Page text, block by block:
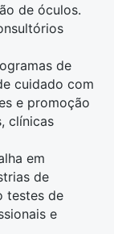
de óculos.
de
cuidado com
e promoção
clínicas
em
de
testes de
e